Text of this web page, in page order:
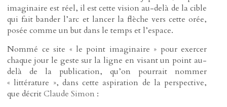
imaginaire est réel, il est cette vision au-delà de la cible
qui fait bander l’arc et lancer la flèche vers cette orée,
posée comme un but dans le temps et l’espace.
Nommé ce site « le point imaginaire » pour exercer
chaque jour le geste sur la ligne en visant un point au-
delà de la publication, qu’on pourrait nommer
« littérature », dans cette aspiration de la perspective,
que décritClaude Simon :